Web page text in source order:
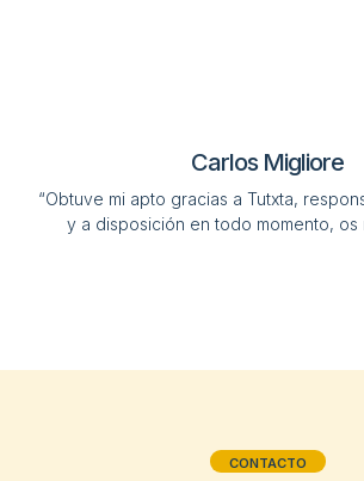
Carlos Migliore
“Obtuve mi apto gracias a Tutxta,
y a disposición en todo momento, os
CONTACTO